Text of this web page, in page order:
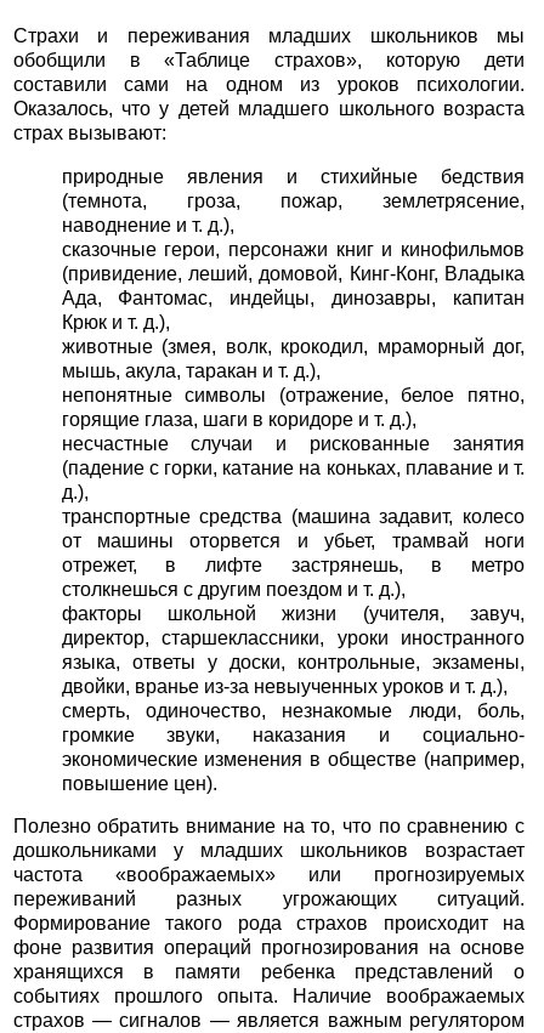
Страхи и переживания младших школьников мы
обобщили в «Таблице страхов», которую дети
составили сами на одном из уроков психологии.
Оказалось, что у детей младшего школьного возраста
страх вызывают:
природные явления и стихийные бедствия
(темнота, гроза, пожар, землетрясение,
наводнение и т. д.),
сказочные герои, персонажи книг и кинофильмов
(привидение, леший, домовой, Кинг-Конг, Владыка
Ада, Фантомас, индейцы, динозавры, капитан
Крюк и т. д.),
животные (змея, волк, крокодил, мраморный дог,
мышь, акула, таракан и т. д.),
непонятные символы (отражение, белое пятно,
горящие глаза, шаги в коридоре и т. д.),
несчастные случаи и рискованные занятия
(падение с горки, катание на коньках, плавание и т.
д.),
транспортные средства (машина задавит, колесо
от машины оторвется и убьет, трамвай ноги
отрежет, в лифте застрянешь, в метро
столкнешься с другим поездом и т. д.),
факторы школьной жизни (учителя, завуч,
директор, старшеклассники, уроки иностранного
языка, ответы у доски, контрольные, экзамены,
двойки, вранье из-за невыученных уроков и т. д.),
смерть, одиночество, незнакомые люди, боль,
громкие звуки, наказания и социально-
экономические изменения в обществе (например,
повышение цен).
Полезно обратить внимание на то, что по сравнению с
дошкольниками у младших школьников возрастает
частота «воображаемых» или прогнозируемых
переживаний разных угрожающих ситуаций.
Формирование такого рода страхов происходит на
фоне развития операций прогнозирования на основе
хранящихся в памяти ребенка представлений о
событиях прошлого опыта. Наличие воображаемых
страхов — сигналов — является важным регулятором